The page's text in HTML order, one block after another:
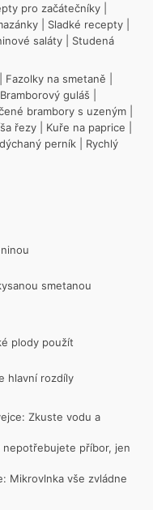
pro začátečníky
Sladké recepty
saláty
Studená
Fazolky na smetaně
Bramborový guláš
brambory s uzeným
řezy Kuře na paprice
perník
Rychlý
smetanou
plody použít
hlavní rozdíly
Zkuste vodu a
nepotřebujete příbor, jen
Mikrovlnka vše zvládne